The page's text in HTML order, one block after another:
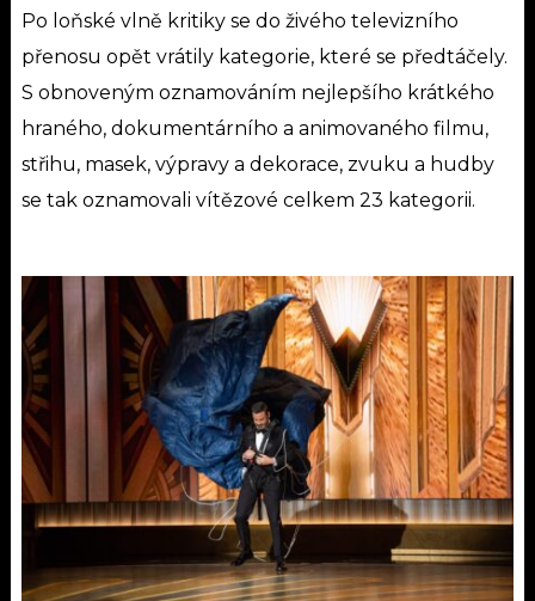
Po loňské vlně kritiky se do živého televizního
přenosu opět vrátily kategorie, které se předtáčely.
S obnoveným oznamováním nejlepšího krátkého
hraného, dokumentárního a animovaného filmu,
střihu, masek, výpravy a dekorace, zvuku a hudby
se tak oznamovali vítězové celkem 23 kategorii.